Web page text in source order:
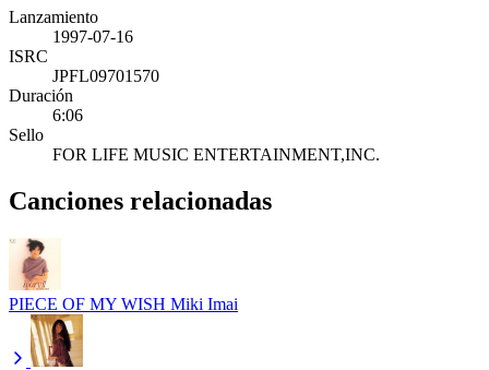
Lanzamiento
1997-07-16
ISRC
JPFL09701570
Duración
6:06
Sello
FOR LIFE MUSIC ENTERTAINMENT,INC.
Canciones relacionadas
PIECE OF MY WISH Miki Imai